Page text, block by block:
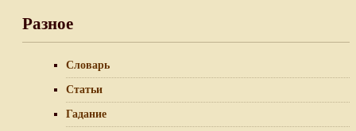
Разное
Словарь
Статьи
Гадание